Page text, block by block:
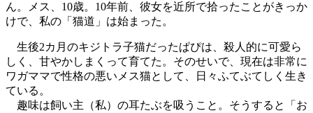
ん。メス、10歳。10年前、彼女を近所で拾ったことがきっか
けで、私の「猫道」は始まった。
生後2カ月のキジトラ子猫だったぱぴは、殺人的に可愛ら
しく、甘やかしまくって育てた。そのせいで、現在は非常に
ワガママで性格の悪いメス猫として、日々ふてぶてしく生き
ている。
趣味は飼い主（私）の耳たぶを吸うこと。そうすると「お